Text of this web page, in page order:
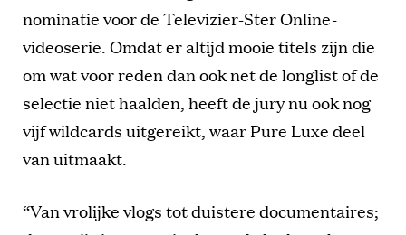
nominatie voor de Televizier-Ster Online-
videoserie. Omdat er altijd mooie titels zijn die
om wat voor reden dan ook net de longlist of de
selectie niet haalden, heeft de jury nu ook nog
vijf wildcards uitgereikt, waar Pure Luxe deel
van uitmaakt.
“Van vrolijke vlogs tot duistere documentaires;